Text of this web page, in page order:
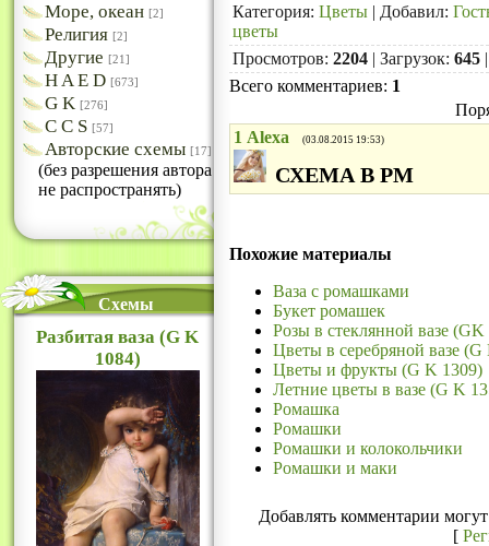
Море, океан [2]
Религия [2]
Другие [21]
H A E D [673]
G K [276]
C C S [57]
Авторские схемы [17]
(без разрешения автора
не распространять)
Схемы
Разбитая ваза (G K
1084)
Категория: Цветы | Добавил:
цветы
Просмотров: 2204 | Загрузок: 645
Всего комментариев: 1
1 Alexa (03.08.2015 19:53)
СХЕМА В РМ
Похожие материалы
Ваза с ромашками
Букет ромашек
Розы в стеклянной вазе (GK
Цветы в серебряной вазе (G
Цветы и фрукты (G K 1309)
Летние цветы в вазе (G K
Ромашка
Ромашки
Ромашки и колокольчики
Ромашки и маки
Добавлять комментарии
[